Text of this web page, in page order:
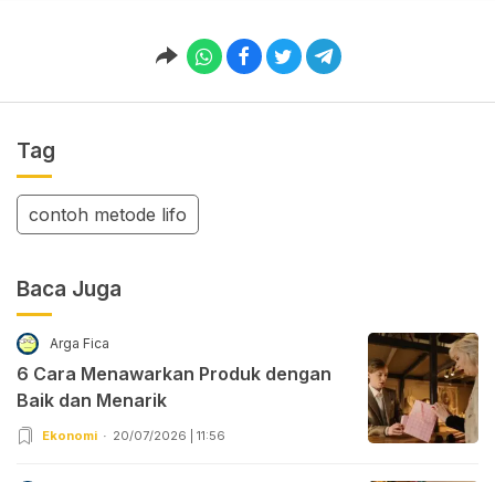
Tag
contoh metode lifo
Baca Juga
Arga Fica
6 Cara Menawarkan Produk dengan
Baik dan Menarik
Ekonomi 20/07/2026 | 11:56